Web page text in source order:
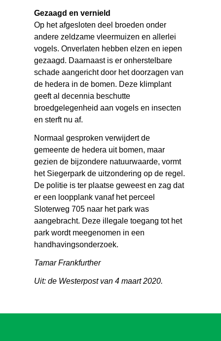
Gezaagd en vernield
Op het afgesloten deel broeden onder
andere zeldzame vleermuizen en allerlei
vogels. Onverlaten hebben elzen en iepen
gezaagd. Daarnaast is er onherstelbare
schade aangericht door het doorzagen van
de hedera in de bomen. Deze klimplant
geeft al decennia beschutte
broedgelegenheid aan vogels en insecten
en sterft nu af.
Normaal gesproken verwijdert de
gemeente de hedera uit bomen, maar
gezien de bijzondere natuurwaarde, vormt
het Siegerpark de uitzondering op de regel.
De politie is ter plaatse geweest en zag dat
er een loopplank vanaf het perceel
Sloterweg 705 naar het park was
aangebracht. Deze illegale toegang tot het
park wordt meegenomen in een
handhavingsonderzoek.
Tamar Frankfurther
Uit: de Westerpost van 4 maart 2020.